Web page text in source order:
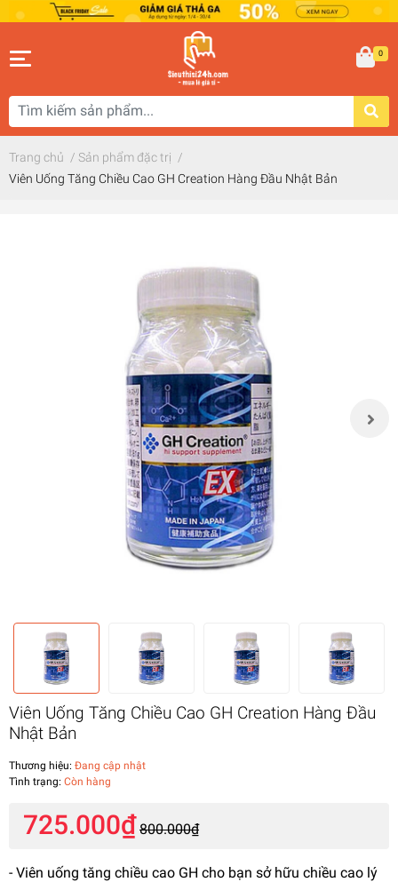
0
Trang chủ / Sản phẩm đặc trị /
Viên Uống Tăng Chiều Cao GH Creation Hàng Đầu Nhật Bản
Viên Uống Tăng Chiều Cao GH Creation Hàng Đầu
Nhật Bản
Thương hiệu: Đang cập nhật
Tình trạng: Còn hàng
725.000₫ 800.000₫
- Viên uống tăng chiều cao GH cho bạn sở hữu chiều cao lý